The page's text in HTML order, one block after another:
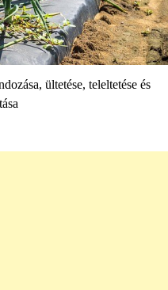
ültetése, teleltetése és